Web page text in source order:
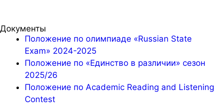
Документы
Положение по олимпиаде «Russian State
Exam» 2024-2025
Положение по «Единство в различии» сезон
2025/26
Положение по Academic Reading and Listening
Contest